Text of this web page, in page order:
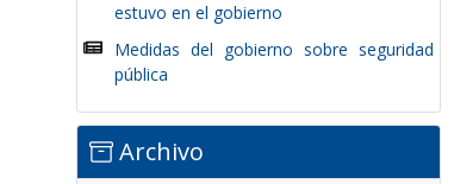
estuvo en el gobierno
Medidas del gobierno sobre seguridad
pública
Archivo